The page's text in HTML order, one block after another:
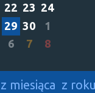
22 23 24
29 30
1
6 7 8
z miesiąca z